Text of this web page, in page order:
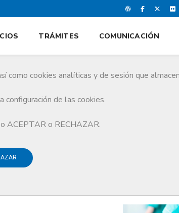
cookies analíticas y de sesión que
configuración de las cookies.
ACEPTAR o RECHAZAR.
TRÁMITES COMUNICACIÓN